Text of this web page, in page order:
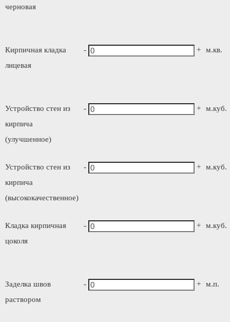
черновая
Кирпичная кладка
лицевая
- + м.кв.
Устройство стен из
кирпича
(улучшенное)
- + м.куб.
Устройство стен из
кирпича
(высококачественное)
- + м.куб.
Кладка кирпичная
цоколя
- + м.куб.
Заделка швов
раствором
- + м.п.